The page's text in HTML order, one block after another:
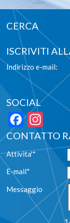
ISCRIVITI
Indirizzo e-mail:
SOCIAL
CONTATTO
Attivita'*
E-mail*
Messaggio